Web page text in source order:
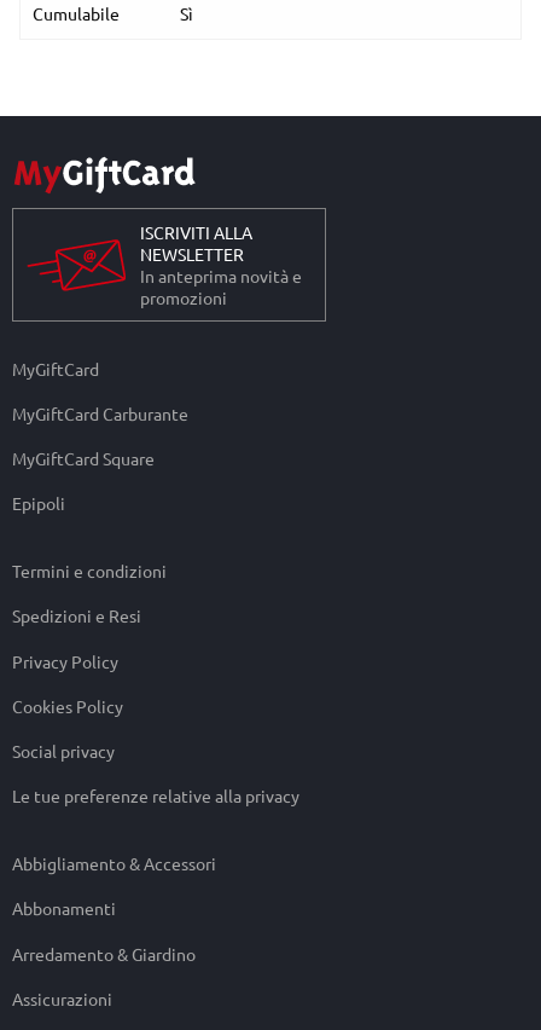
Cumulabile Sì
ISCRIVITI ALLA
NEWSLETTER
In anteprima novità e
promozioni
MyGiftCard
MyGiftCard Carburante
MyGiftCard Square
Epipoli
Termini e condizioni
Spedizioni e Resi
Privacy Policy
Cookies Policy
Social privacy
Le tue preferenze relative alla privacy
Abbigliamento & Accessori
Abbonamenti
Arredamento & Giardino
Assicurazioni